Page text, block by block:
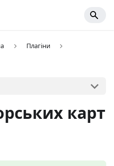
Плагіни
карт